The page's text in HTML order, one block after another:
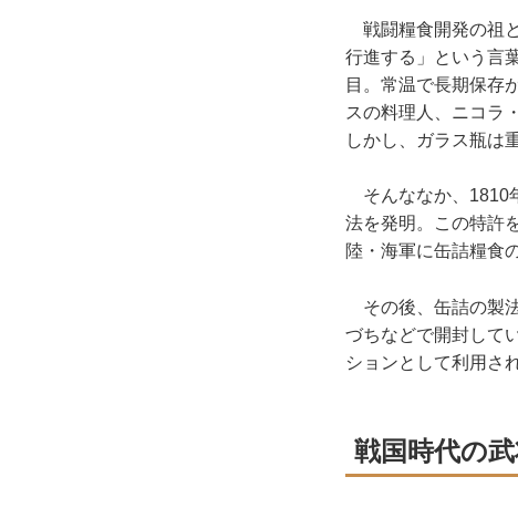
戦闘糧食開発の祖
行進する」という言
目。常温で長期保存
スの料理人、ニコラ
しかし、ガラス瓶は
そんななか、1810
法を発明。この特許
陸・海軍に缶詰糧食
その後、缶詰の製
づちなどで開封して
ションとして利用さ
戦国時代の